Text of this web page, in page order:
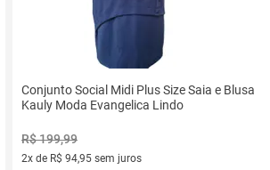
Conjunto Social Midi Plus Size Saia e Blusa
Kauly Moda Evangelica Lindo
R$ 199,99
2x de R$ 94,95 sem juros